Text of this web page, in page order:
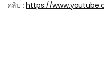
คลิป : https://